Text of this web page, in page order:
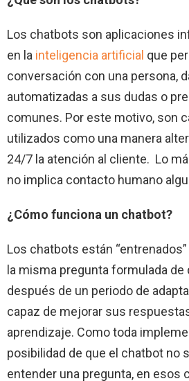
Los chatbots son aplicaciones
en la inteligencia artificial que
conversación con una persona,
automatizadas a sus dudas o
comunes. Por este motivo, son
utilizados como una manera
24/7 la atención al cliente. Lo
no implica contacto humano
¿Cómo funciona un chatbot?
Los chatbots están
la misma pregunta formulada
después de un periodo de
capaz de mejorar sus
aprendizaje. Como toda
posibilidad de que el chatbot no
entender una pregunta, en esos